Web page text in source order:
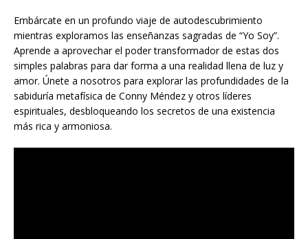
Embárcate en un profundo viaje de autodescubrimiento
mientras exploramos las enseñanzas sagradas de “Yo Soy”.
Aprende a aprovechar el poder transformador de estas dos
simples palabras para dar forma a una realidad llena de luz y
amor. Únete a nosotros para explorar las profundidades de la
sabiduría metafísica de Conny Méndez y otros líderes
espirituales, desbloqueando los secretos de una existencia
más rica y armoniosa.